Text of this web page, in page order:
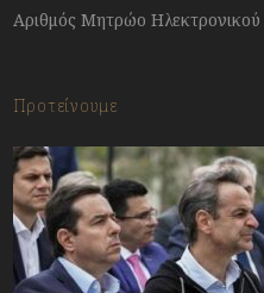
Αριθμός Μητρώο
Προτείνουμε